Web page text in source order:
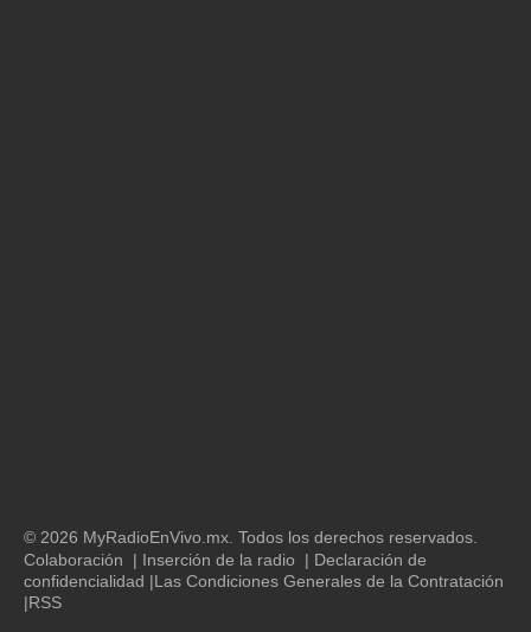
© 2026 MyRadioEnVivo.mx. Todos los derechos reservados.
Colaboración | Inserción de la radio | Declaración de
confidencialidad |Las Condiciones Generales de la Contratación
|RSS